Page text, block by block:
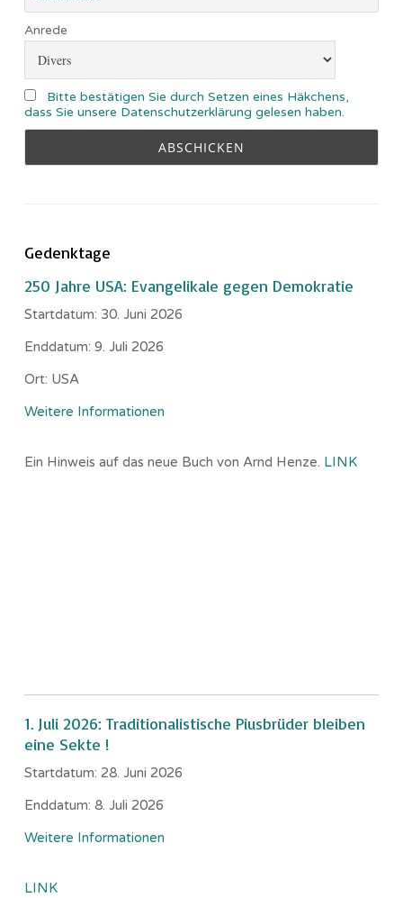
Anrede
Bitte bestätigen Sie durch Setzen eines Häkchens,
dass Sie unsere Datenschutzerklärung gelesen haben.
Gedenktage
250 Jahre USA: Evangelikale gegen Demokratie
Startdatum: 30. Juni 2026
Enddatum: 9. Juli 2026
Ort: USA
Weitere Informationen
Ein Hinweis auf das neue Buch von Arnd Henze. LINK
1. Juli 2026: Traditionalistische Piusbrüder bleiben
eine Sekte !
Startdatum: 28. Juni 2026
Enddatum: 8. Juli 2026
Weitere Informationen
LINK